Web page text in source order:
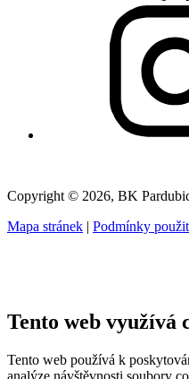
Copyright © 2026, BK
Mapa stránek | Podmínky
Tento web využívá
Tento web používá k
analýze návštěvnosti soubory